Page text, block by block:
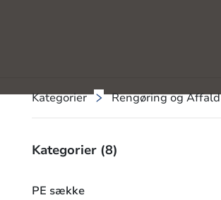
Kategorier Rengøring og Affald
Kategorier (8)
PE sække